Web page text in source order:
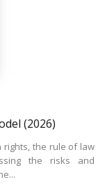
(2026)
rights, the rule of law
the risks and